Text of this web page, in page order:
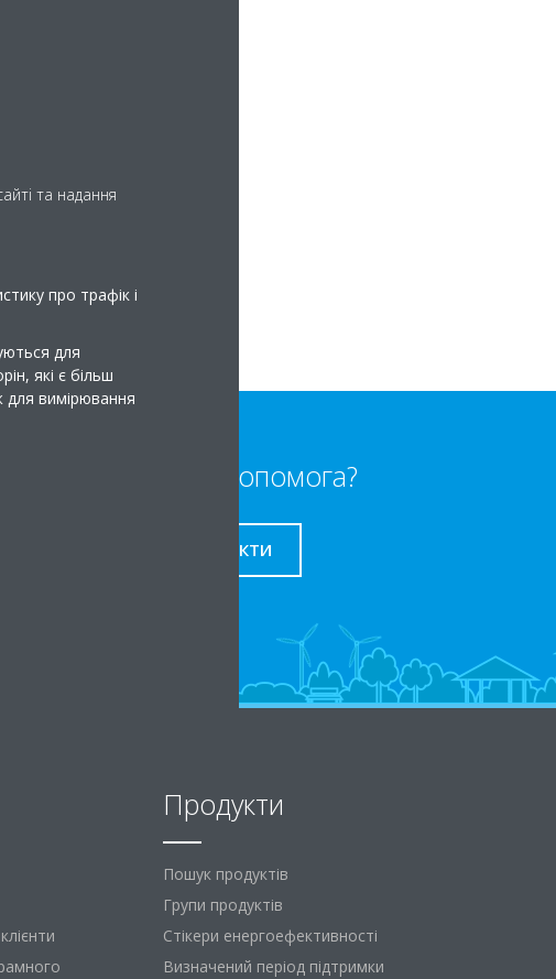
Потрібна допомога?
КОНТАКТИ
Продукти
Пошук продуктів
Групи продуктів
Стікери енергоефективності
Визначений період підтримки
та надання
про трафік і
для
які є більш
для вимірювання